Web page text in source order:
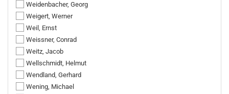
Weidenbacher, Georg
Weigert, Werner
Weil, Ernst
Weissner, Conrad
Weitz, Jacob
Wellschmidt, Helmut
Wendland, Gerhard
Wening, Michael